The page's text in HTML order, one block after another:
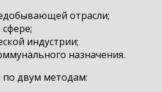
отрасли;
индустрии;
назначения.
по двум методам: